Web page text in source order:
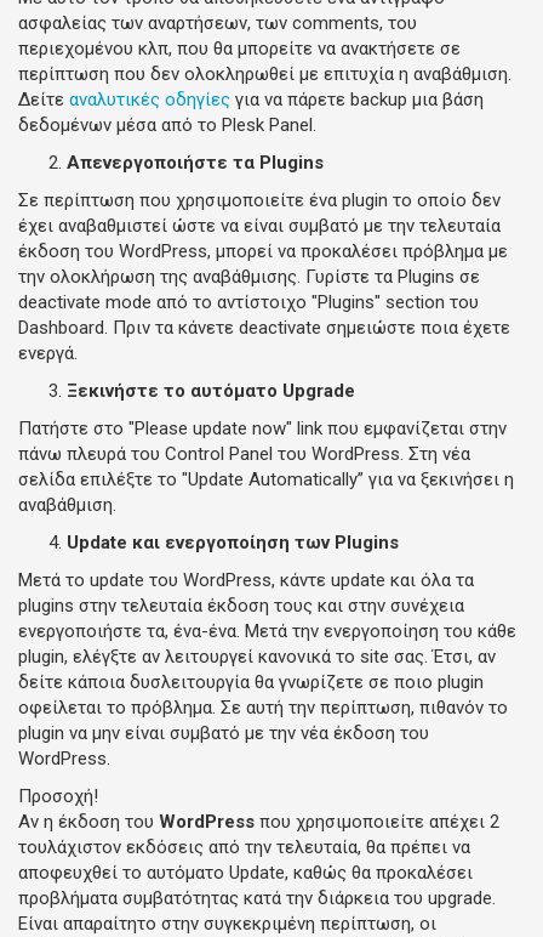
ασφαλείας των αναρτήσεων, των comments, του
περιεχομένου κλπ, που θα μπορείτε να ανακτήσετε σε
περίπτωση που δεν ολοκληρωθεί με επιτυχία η αναβάθμιση.
Δείτε αναλυτικές οδηγίες για να πάρετε backup μια βάση
δεδομένων μέσα από το Plesk Panel.
Απενεργοποιήστε τα Plugins
Σε περίπτωση που χρησιμοποιείτε ένα plugin το οποίο δεν
έχει αναβαθμιστεί ώστε να είναι συμβατό με την τελευταία
έκδοση του WordPress, μπορεί να προκαλέσει πρόβλημα με
την ολοκλήρωση της αναβάθμισης. Γυρίστε τα Plugins σε
deactivate mode από το αντίστοιχο "Plugins" section του
Dashboard. Πριν τα κάνετε deactivate σημειώστε ποια έχετε
ενεργά.
Ξεκινήστε το αυτόματο Upgrade
Πατήστε στο "Please update now" link που εμφανίζεται στην
πάνω πλευρά του Control Panel του WordPress. Στη νέα
σελίδα επιλέξτε το "Update Automatically” για να ξεκινήσει η
αναβάθμιση.
Update και ενεργοποίηση των Plugins
Μετά το update του WordPress, κάντε update και όλα τα
plugins στην τελευταία έκδοση τους και στην συνέχεια
ενεργοποιήστε τα, ένα-ένα. Μετά την ενεργοποίηση του κάθε
plugin, ελέγξτε αν λειτουργεί κανονικά το site σας. Έτσι, αν
δείτε κάποια δυσλειτουργία θα γνωρίζετε σε ποιο plugin
οφείλεται το πρόβλημα. Σε αυτή την περίπτωση, πιθανόν το
plugin να μην είναι συμβατό με την νέα έκδοση του
WordPress.
Προσοχή!
Αν η έκδοση του WordPress που χρησιμοποιείτε απέχει 2
τουλάχιστον εκδόσεις από την τελευταία, θα πρέπει να
αποφευχθεί το αυτόματο Update, καθώς θα προκαλέσει
προβλήματα συμβατότητας κατά την διάρκεια του upgrade.
Είναι απαραίτητο στην συγκεκριμένη περίπτωση, οι